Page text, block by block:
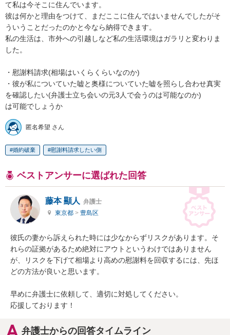
て私は今そこに住んでいます。
彼は何かと理由をつけて、まだここに住んではいませんでしたがそ
ういうことだったのかと今なら納得できます。
私の生活は、市外への引越しなど私の生活環境はガラリと変わりま
した。
・慰謝料請求(相場はいくらくらいなのか)
・彼が私についていた嘘と奥様についていた嘘を照らし合わせ真実
を確認したい(弁護士立ち会いの元3人で会うのは可能なのか)
は可能でしょうか
匿名希望 さん
婚約破棄 慰謝料請求したい側
ベストアンサーに選ばれた回答
藤本 顯人 弁護士
東京都 > 豊島区
彼氏の妻から訴えられた時には少なからずリスクがあります。そ
れらの証拠があるため絶対にアウトというわけではありません
が、リスクを下げて相場より高めの慰謝料を回収するには、先ほ
どの方法が良いと思います。
早めに弁護士に依頼して、適切に対処してください。
応援しております！
弁護士からの回答タイムライン